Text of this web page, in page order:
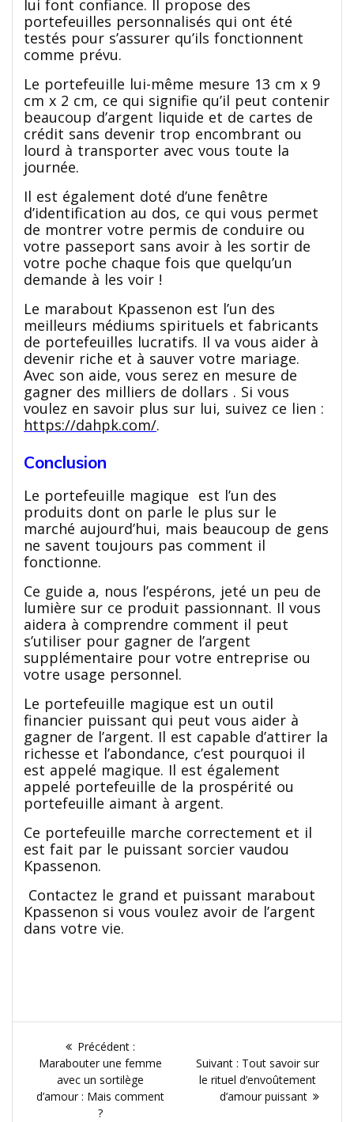
lui font confiance. Il propose des
portefeuilles personnalisés qui ont été
testés pour s’assurer qu’ils fonctionnent
comme prévu.
Le portefeuille lui-même mesure 13 cm x 9
cm x 2 cm, ce qui signifie qu’il peut contenir
beaucoup d’argent liquide et de cartes de
crédit sans devenir trop encombrant ou
lourd à transporter avec vous toute la
journée.
Il est également doté d’une fenêtre
d’identification au dos, ce qui vous permet
de montrer votre permis de conduire ou
votre passeport sans avoir à les sortir de
votre poche chaque fois que quelqu’un
demande à les voir !
Le marabout Kpassenon est l’un des
meilleurs médiums spirituels et fabricants
de portefeuilles lucratifs. Il va vous aider à
devenir riche et à sauver votre mariage.
Avec son aide, vous serez en mesure de
gagner des milliers de dollars . Si vous
voulez en savoir plus sur lui, suivez ce lien :
https://dahpk.com/.
Conclusion
Le portefeuille magique est l’un des
produits dont on parle le plus sur le
marché aujourd’hui, mais beaucoup de gens
ne savent toujours pas comment il
fonctionne.
Ce guide a, nous l’espérons, jeté un peu de
lumière sur ce produit passionnant. Il vous
aidera à comprendre comment il peut
s’utiliser pour gagner de l’argent
supplémentaire pour votre entreprise ou
votre usage personnel.
Le portefeuille magique est un outil
financier puissant qui peut vous aider à
gagner de l’argent. Il est capable d’attirer la
richesse et l’abondance, c’est pourquoi il
est appelé magique. Il est également
appelé portefeuille de la prospérité ou
portefeuille aimant à argent.
Ce portefeuille marche correctement et il
est fait par le puissant sorcier vaudou
Kpassenon.
Contactez le grand et puissant marabout
Kpassenon si vous voulez avoir de l’argent
dans votre vie.
Navigation
de
l’article
Précédent :Article
précédent
:
Marabouter une femme
avec un sortilège
d’amour : Mais comment
?
Suivant : Article
suivant
:
Tout savoir sur
le rituel d’envoûtement
d’amour puissant